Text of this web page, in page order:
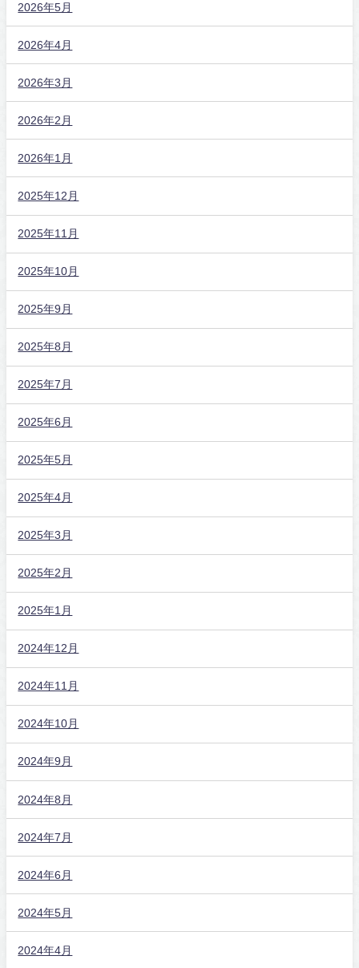
2026年5月
2026年4月
2026年3月
2026年2月
2026年1月
2025年12月
2025年11月
2025年10月
2025年9月
2025年8月
2025年7月
2025年6月
2025年5月
2025年4月
2025年3月
2025年2月
2025年1月
2024年12月
2024年11月
2024年10月
2024年9月
2024年8月
2024年7月
2024年6月
2024年5月
2024年4月